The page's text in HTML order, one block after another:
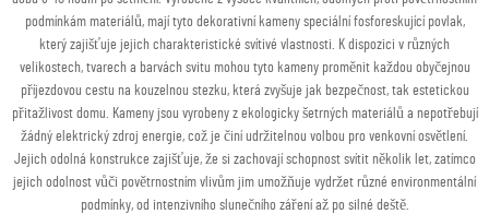
podmínkám materiálů, mají tyto dekorativní kameny speciální fosforeskující povlak,
který zajišťuje jejich charakteristické svítivé vlastnosti. K dispozici v různých
velikostech, tvarech a barvách svitu mohou tyto kameny proměnit každou obyčejnou
příjezdovou cestu na kouzelnou stezku, která zvyšuje jak bezpečnost, tak estetickou
přitažlivost domu. Kameny jsou vyrobeny z ekologicky šetrných materiálů a nepotřebují
žádný elektrický zdroj energie, což je činí udržitelnou volbou pro venkovní osvětlení.
Jejich odolná konstrukce zajišťuje, že si zachovají schopnost svítit několik let, zatímco
jejich odolnost vůči povětrnostním vlivům jim umožňuje vydržet různé environmentální
podmínky, od intenzivního slunečního záření až po silné deště.